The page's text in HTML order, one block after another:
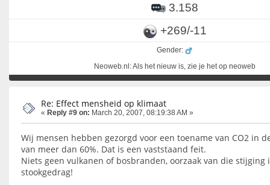
3.158
+269/-11
Gender:
Neoweb.nl: Als het nieuw is, zie je het op neoweb
Re: Effect mensheid op klimaat
« Reply #9 on: March 20, 2007, 08:19:38 AM »
Wij mensen hebben gezorgd voor een toename van CO2 in
van meer dan 60%. Dat is een vaststaand feit.
Niets geen vulkanen of bosbranden, oorzaak van die stijging
stookgedrag!